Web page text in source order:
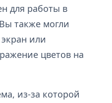
для работы в
также могли
или
цветов на
из-за которой